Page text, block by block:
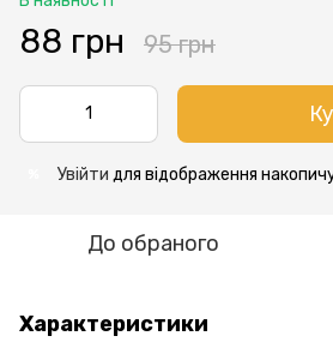
88 грн 95 грн
Увійти для відображення
До обраного
Характеристики